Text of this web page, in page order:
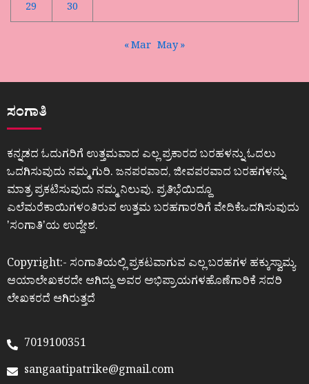
29
30
« Mar May »
ಸಂಗಾತಿ
ಕನ್ನಡದ ಓದುಗರಿಗೆ ಉತ್ತಮವಾದ ಎಲ್ಲ ಪ್ರಕಾರದ ಬರಹಳನ್ನು ಓದಲು
ಒದಗಿಸುವುದು ನಮ್ಮ ಗುರಿ. ಜನಪರವಾದ, ಜೀವಪರವಾದ ಬರಹಗಳನ್ನು
ಮಾತ್ರ ಪ್ರಕಟಿಸುವುದು ನಮ್ಮ ನಿಲುವು. ಪ್ರತಿಭೆಯಿದ್ದೂ
ಎಲೆಮರೆಕಾಯಿಗಳಂತಿರುವ ಉತ್ತಮ ಬರಹಗಾರರಿಗೆ ವೇದಿಕೆಒದಗಿಸುವುದು
ʼಸಂಗಾತಿʼಯ ಉದ್ದೇಶ.
Copyright:- ಸಂಗಾತಿಯಲ್ಲಿ ಪ್ರಕಟವಾಗುವ ಎಲ್ಲ ಬರಹಗಳ ಹಕ್ಕುಸ್ವಾಮ್ಯ
ಆಯಾಲೇಖಕರದೇ ಆಗಿದ್ದು ಅವರ ಅಭಿಪ್ರಾಯಗಳಹೊಣೆಗಾರಿಕೆ ಸದರಿ
ಲೇಖಕರದೆ ಆಗಿರುತ್ತದೆ
7019100351
sangaatipatrike@gmail.com